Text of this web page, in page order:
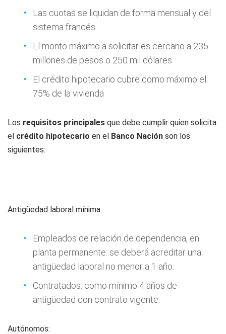
Las cuotas se liquidan de forma mensual y del
sistema francés
El monto máximo a solicitar es cercano a 235
millones de pesos o 250 mil dólares
El crédito hipotecario cubre como máximo el
75% de la vivienda
Los requisitos principales que debe cumplir quien solicita
el crédito hipotecario en el Banco Nación son los
siguientes:
Antigüedad laboral mínima:
Empleados de relación de dependencia, en
planta permanente: se deberá acreditar una
antigüedad laboral no menor a 1 año.
Contratados: como mínimo 4 años de
antigüedad con contrato vigente.
Autónomos: